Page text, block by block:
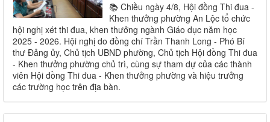
📚 Chiều ngày 4/8, Hội đồng Thi đua -
Khen thưởng phường An Lộc tổ chức
hội nghị xét thi đua, khen thưởng ngành Giáo dục năm học
2025 - 2026. Hội nghị do đồng chí Trần Thanh Long - Phó Bí
thư Đảng ủy, Chủ tịch UBND phường, Chủ tịch Hội đồng Thi đua
- Khen thưởng phường chủ trì, cùng sự tham dự của các thành
viên Hội đồng Thi đua - Khen thưởng phường và hiệu trưởng
các trường học trên địa bàn.